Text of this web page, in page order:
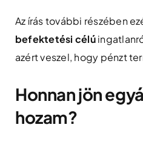
Az írás további részében
befektetési célú
azért veszel, hogy pénzt
Honnan jön
hozam?